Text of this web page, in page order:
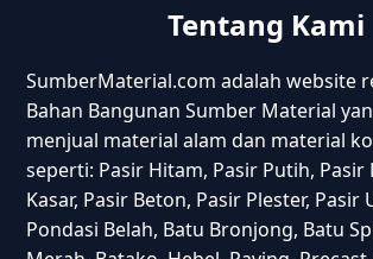
Tentang Kami
SumberMaterial.com adalah website
Bahan Bangunan Sumber Material
menjual material alam dan material
seperti: Pasir Hitam, Pasir Putih, Pasir
Kasar, Pasir Beton, Pasir Plester, Pasir
Pondasi Belah, Batu Bronjong, Batu